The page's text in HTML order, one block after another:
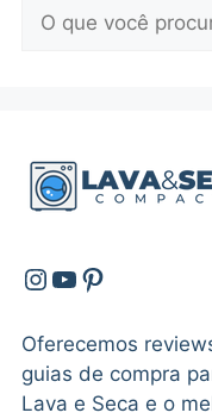
Instagram
Youtube
Pinterest
Oferecemos
guias de compra
Lava e Seca e o